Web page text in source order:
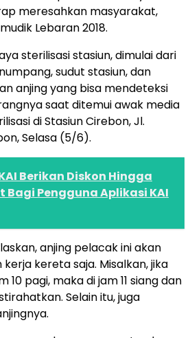
meresahkan masyarakat,
Lebaran 2018.
sterilisasi stasiun, dimulai dari
sudut stasiun, dan
anjing yang bisa mendeteksi
saat ditemui awak media
di Stasiun Cirebon, Jl.
Selasa (5/6).
Berikan Diskon Hingga
Bagi Pengguna Aplikasi KAI
anjing pelacak ini akan
kereta saja. Misalkan, jika
10 pagi, maka di jam 11 siang dan
Selain itu, juga